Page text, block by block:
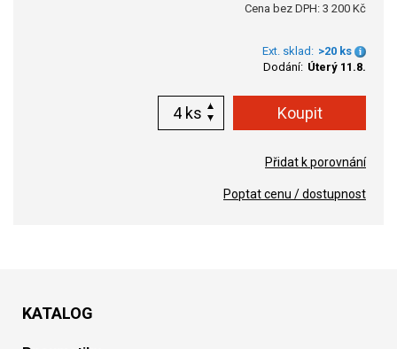
Cena bez DPH: 3 200 Kč
Ext. sklad: >20 ks
Dodání: Úterý 11.8.
ks
Přidat k porovnání
Poptat cenu / dostupnost
KATALOG